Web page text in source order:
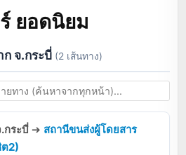
ยอดนิยม
จ.กระบี่ (2 เส้นทาง)
กระบี่ ➔ สถานีขนส่งผู้โดยสาร
2)